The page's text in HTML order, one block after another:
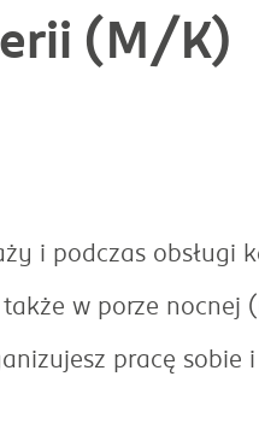
(M/K)
i podczas obsługi
w porze nocnej
pracę sobie